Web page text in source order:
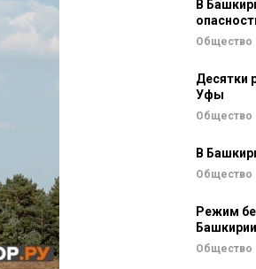
В
Общество
Десятки
Уфы
Общество
В
Общество
Режим
Башкирии
Общество